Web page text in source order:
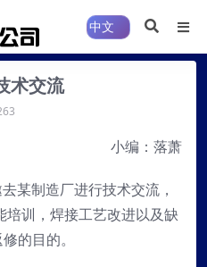
术交流
小编：落萧
某制造厂进行技术交流，
训，焊接工艺改进以及缺
的目的。